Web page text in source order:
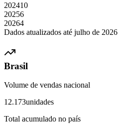
202410
20256
20264
Dados atualizados até julho de 2026
Brasil
Volume de vendas nacional
12.173unidades
Total acumulado no país